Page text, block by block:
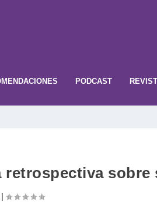
PODCAST
retrospectiva sobre